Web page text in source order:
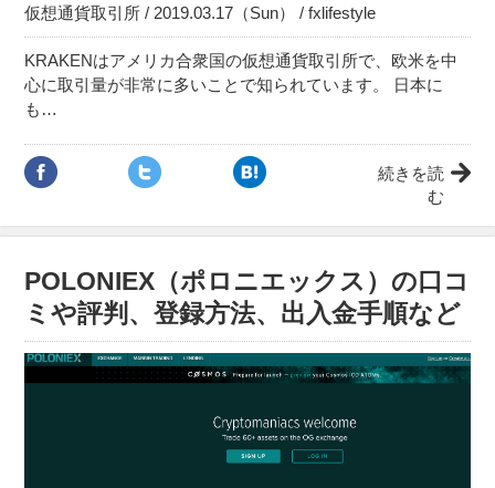
仮想通貨取引所 / 2019.03.17（Sun） / fxlifestyle
KRAKENはアメリカ合衆国の仮想通貨取引所で、欧米を中
心に取引量が非常に多いことで知られています。 日本に
も…
続きを読
む
POLONIEX（ポロニエックス）の口コ
ミや評判、登録方法、出入金手順など